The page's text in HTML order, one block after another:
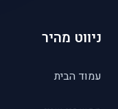
ניווט מהיר
עמוד הבית